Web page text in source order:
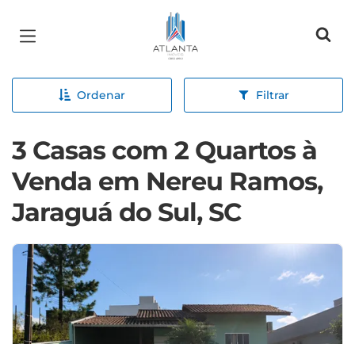
Página inicial
Ordenar Filtrar
3 Casas com 2 Quartos à
Venda em Nereu Ramos,
Jaraguá do Sul, SC